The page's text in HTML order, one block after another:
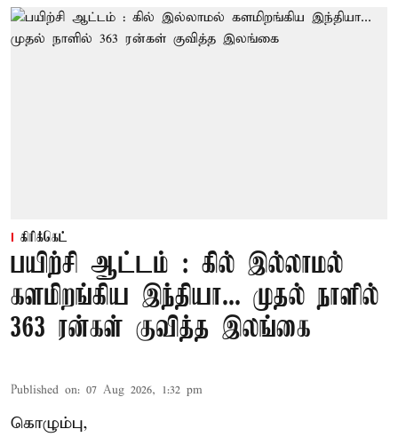
கிரிக்கெட்
பயிற்சி ஆட்டம் : கில் இல்லாமல்
களமிறங்கிய இந்தியா... முதல் நாளில்
363 ரன்கள் குவித்த இலங்கை
Published on: 07 Aug 2026, 1:32 pm
கொழும்பு,